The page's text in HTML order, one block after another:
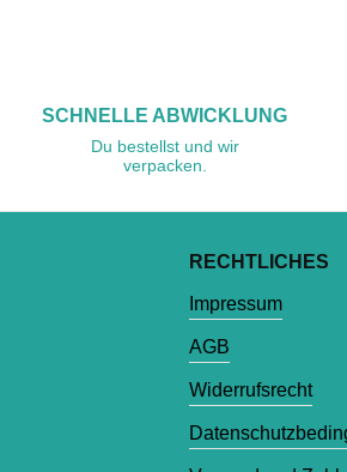
SCHNELLE ABWICKLUNG
Du bestellst und wir
verpacken.
RECHTLICHES
Impressum
AGB
Widerrufsrecht